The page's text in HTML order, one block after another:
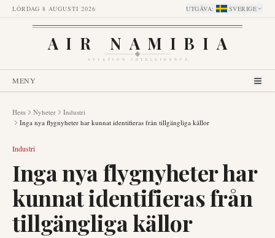
LÖRDAG 8 AUGUSTI 2026 UTGÅVA: SVERIGE
AIR NAMIBIA
AVIATION INTELLIGENCE
MENY
Hem Nyheter
Industri
Inga nya flygnyheter har kunnat identifieras från tillgängliga källor
Industri
Inga nya flygnyheter har
kunnat identifieras från
tillgängliga källor